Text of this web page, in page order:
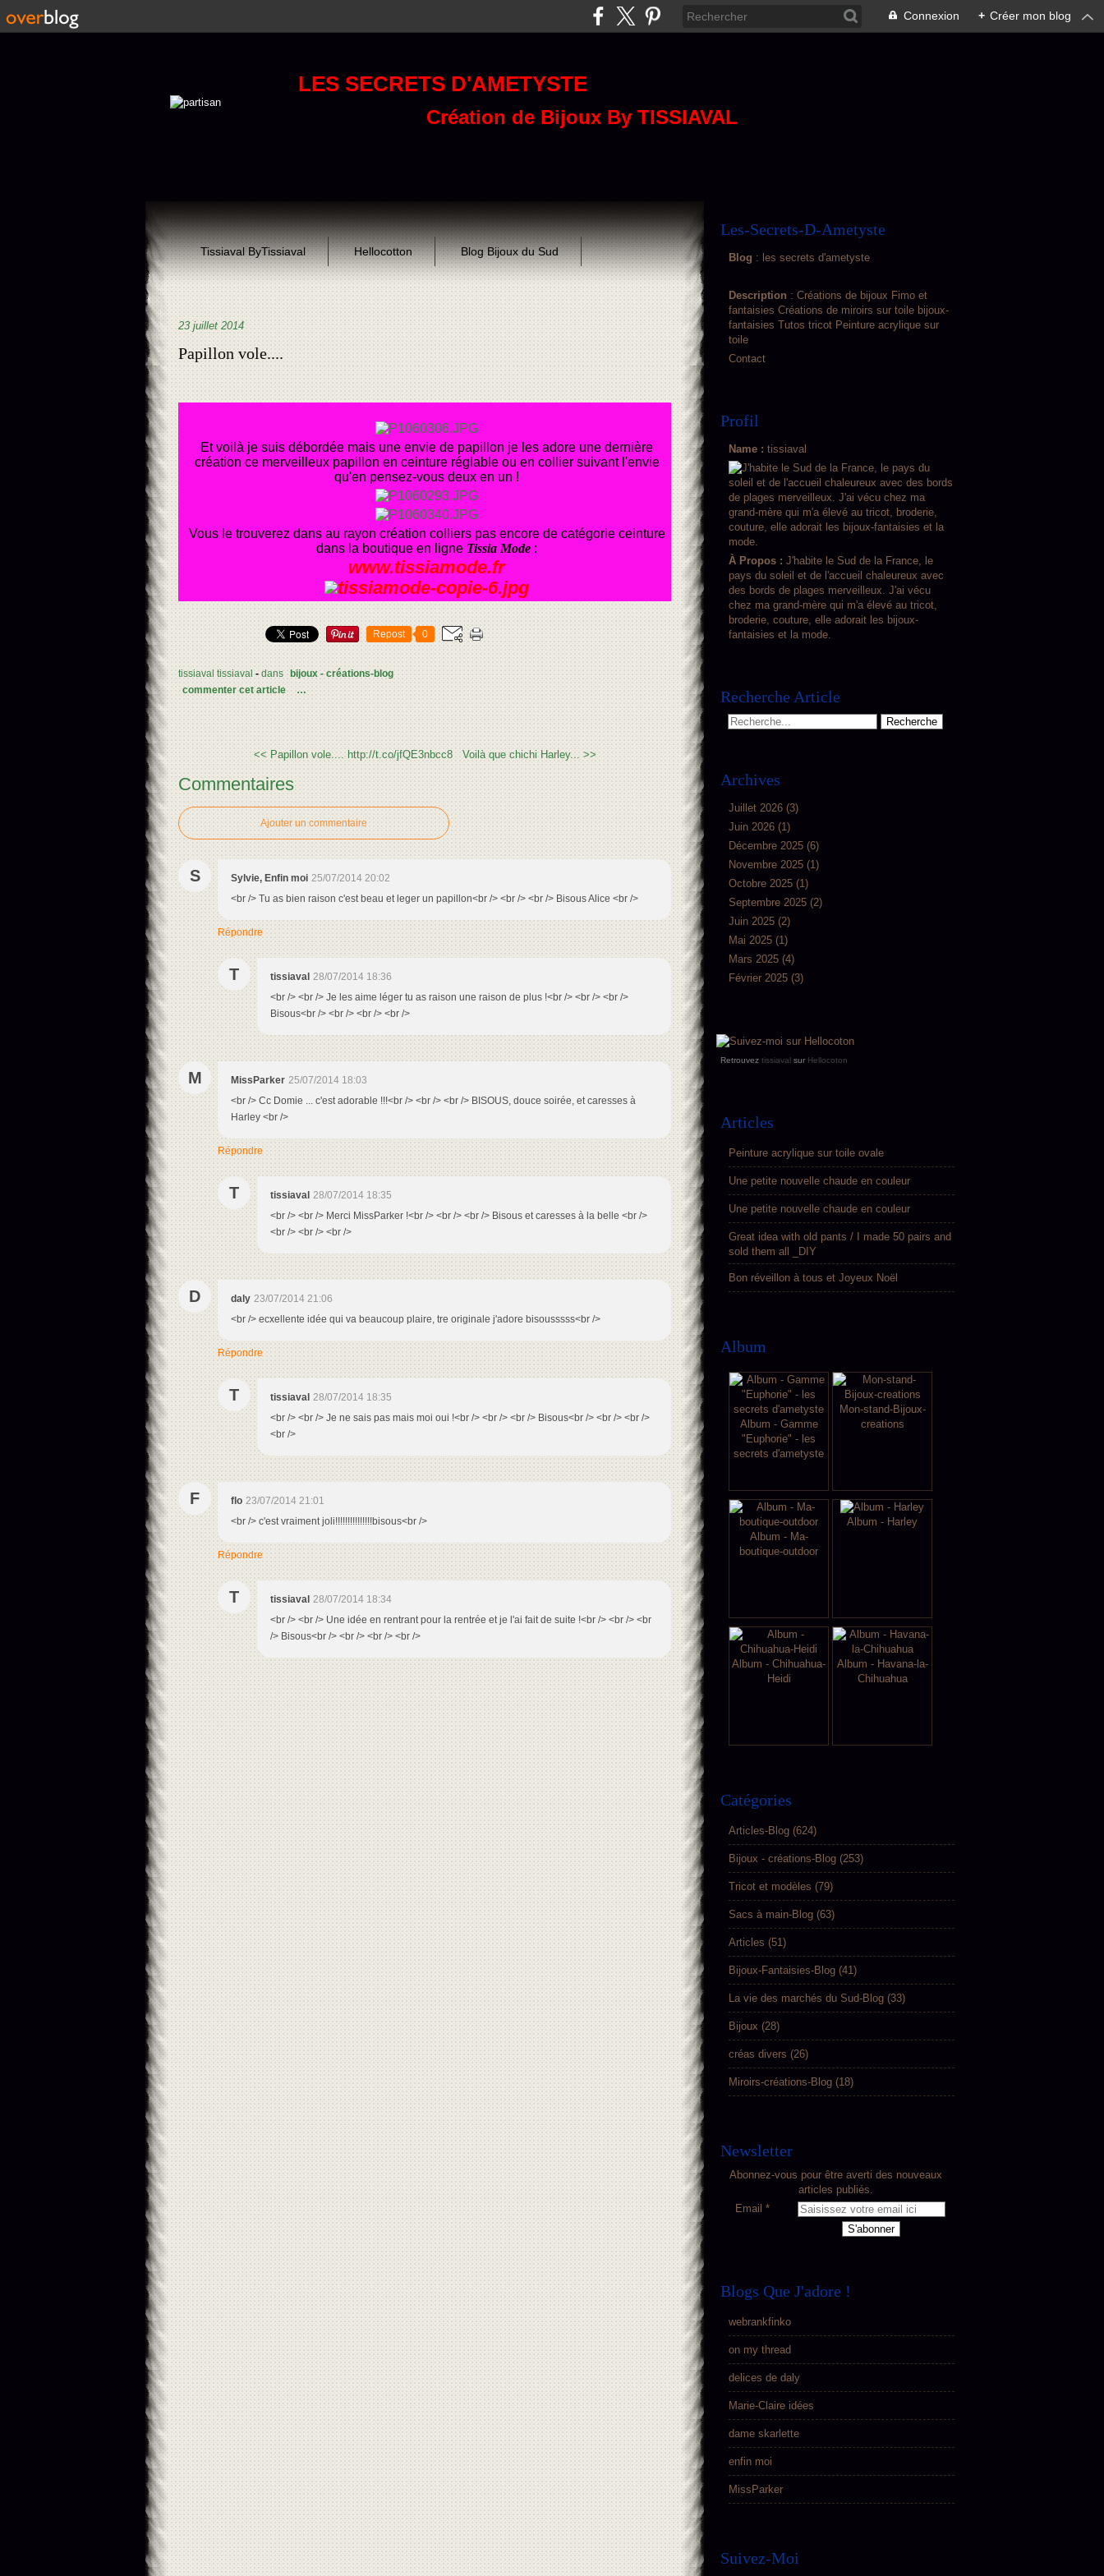
Connexion + Créer mon blog
LES SECRETS D'AMETYSTE
Création de Bijoux By TISSIAVAL
Tissiaval ByTissiaval Hellocotton Blog Bijoux du Sud
23 juillet 2014
Papillon vole....
Et voilà je suis débordée mais une envie de papillon je les adore une dernière
création ce merveilleux papillon en ceinture réglable ou en collier suivant l'envie
qu'en pensez-vous deux en un !
Vous le trouverez dans au rayon création colliers pas encore de catégorie ceinture
dans la boutique en ligne Tissia Mode :
www.tissiamode.fr
Repost 0
tissiaval tissiaval - dans bijoux - créations-blog
commenter cet article
…
<< Papillon vole.... http://t.co/jfQE3nbcc8 Voilà que chichi Harley... >>
Commentaires
Ajouter un commentaire
S Sylvie, Enfin moi 25/07/2014 20:02
<br /> Tu as bien raison c'est beau et leger un papillon<br /> <br /> <br /> Bisous Alice <br />
Répondre
T tissiaval 28/07/2014 18:36
<br /> <br /> Je les aime léger tu as raison une raison de plus !<br /> <br /> <br />
Bisous<br /> <br /> <br /> <br />
M MissParker 25/07/2014 18:03
<br /> Cc Domie ... c'est adorable !!!<br /> <br /> <br /> BISOUS, douce soirée, et caresses à
Harley <br />
Répondre
T tissiaval 28/07/2014 18:35
<br /> <br /> Merci MissParker !<br /> <br /> <br /> Bisous et caresses à la belle <br />
<br /> <br /> <br />
D daly 23/07/2014 21:06
<br /> ecxellente idée qui va beaucoup plaire, tre originale j'adore bisousssss<br />
Répondre
T tissiaval 28/07/2014 18:35
<br /> <br /> Je ne sais pas mais moi oui !<br /> <br /> <br /> Bisous<br /> <br /> <br />
<br />
F flo 23/07/2014 21:01
<br /> c'est vraiment joli!!!!!!!!!!!!!!!bisous<br />
Répondre
T tissiaval 28/07/2014 18:34
<br /> <br /> Une idée en rentrant pour la rentrée et je l'ai fait de suite !<br /> <br /> <br
/> Bisous<br /> <br /> <br /> <br />
Les-Secrets-D-Ametyste
Blog : les secrets d'ametyste
Description : Créations de bijoux Fimo et
fantaisies Créations de miroirs sur toile bijoux-
fantaisies Tutos tricot Peinture acrylique sur
toile
Contact
Profil
Name : tissiaval
À Propos : J'habite le Sud de la France, le
pays du soleil et de l'accueil chaleureux avec
des bords de plages merveilleux. J'ai vécu
chez ma grand-mère qui m'a élevé au tricot,
broderie, couture, elle adorait les bijoux-
fantaisies et la mode.
Recherche Article
Archives
Juillet 2026 (3)
Juin 2026 (1)
Décembre 2025 (6)
Novembre 2025 (1)
Octobre 2025 (1)
Septembre 2025 (2)
Juin 2025 (2)
Mai 2025 (1)
Mars 2025 (4)
Février 2025 (3)
Retrouvez tissiaval sur Hellocoton
Articles
Peinture acrylique sur toile ovale
Une petite nouvelle chaude en couleur
Une petite nouvelle chaude en couleur
Great idea with old pants / I made 50 pairs and
sold them all _DIY
Bon réveillon à tous et Joyeux Noël
Album
Album - Gamme
"Euphorie" - les
secrets d'ametyste
Mon-stand-Bijoux-
creations
Album - Ma-
boutique-outdoor
Album - Harley
Album - Chihuahua-
Heidi
Album - Havana-la-
Chihuahua
Catégories
Articles-Blog (624)
Bijoux - créations-Blog (253)
Tricot et modèles (79)
Sacs à main-Blog (63)
Articles (51)
Bijoux-Fantaisies-Blog (41)
La vie des marchés du Sud-Blog (33)
Bijoux (28)
créas divers (26)
Miroirs-créations-Blog (18)
Newsletter
Abonnez-vous pour être averti des nouveaux
articles publiés.
Email
Blogs Que J'adore !
webrankfinko
on my thread
delices de daly
Marie-Claire idées
dame skarlette
enfin moi
MissParker
Suivez-Moi